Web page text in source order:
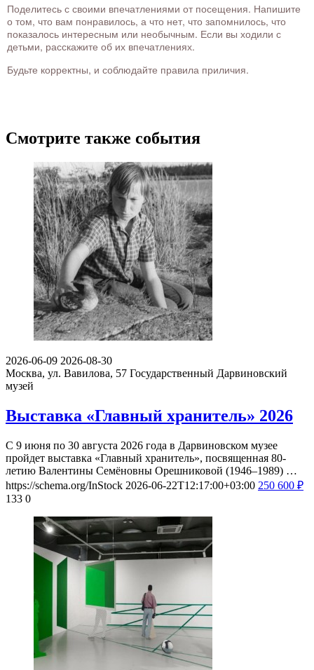
Поделитесь с своими впечатлениями от посещения. Напишите
о том, что вам понравилось, а что нет, что запомнилось, что
показалось интересным или необычным. Если вы ходили с
детьми, расскажите об их впечатлениях.
Будьте корректны, и соблюдайте правила приличия.
Смотрите также события
2026-06-09 2026-08-30
Москва, ул. Вавилова, 57 Государственный Дарвиновский
музей
Выставка «Главный хранитель» 2026
С 9 июня по 30 августа 2026 года в Дарвиновском музее
пройдет выставка «Главный хранитель», посвященная 80-
летию Валентины Семёновны Орешниковой (1946–1989) …
https://schema.org/InStock 2026-06-22T12:17:00+03:00 250 600 ₽
133 0